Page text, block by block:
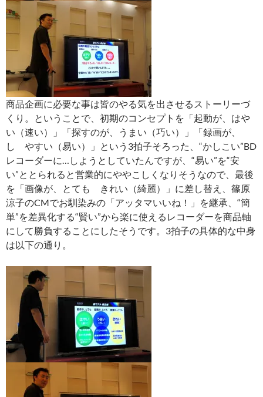
商品企画に必要な事は皆のやる気を出させるストーリーづ
くり。ということで、初期のコンセプトを「起動が、はや
い（速い）」「探すのが、うまい（巧い）」「録画が、
し やすい（易い）」という3拍子そろった、“かしこい”BD
レコーダーに…しようとしていたんですが、“易い”を“安
い”ととられると営業的にややこしくなりそうなので、最後
を「画像が、とても きれい（綺麗）」に差し替え、篠原
涼子のCMでお馴染みの「アッタマいいね！」を継承、“簡
単”を差異化する“賢い”から楽に使えるレコーダーを商品軸
にして勝負することにしたそうです。3拍子の具体的な中身
は以下の通り。